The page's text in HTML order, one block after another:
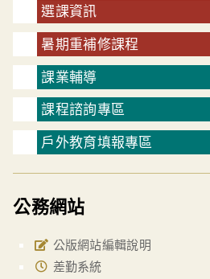
選課資訊
暑期重補修課程
課業輔導
課程諮詢專區
戶外教育填報專區
公務網站
公版網站編輯說明
差勤系統